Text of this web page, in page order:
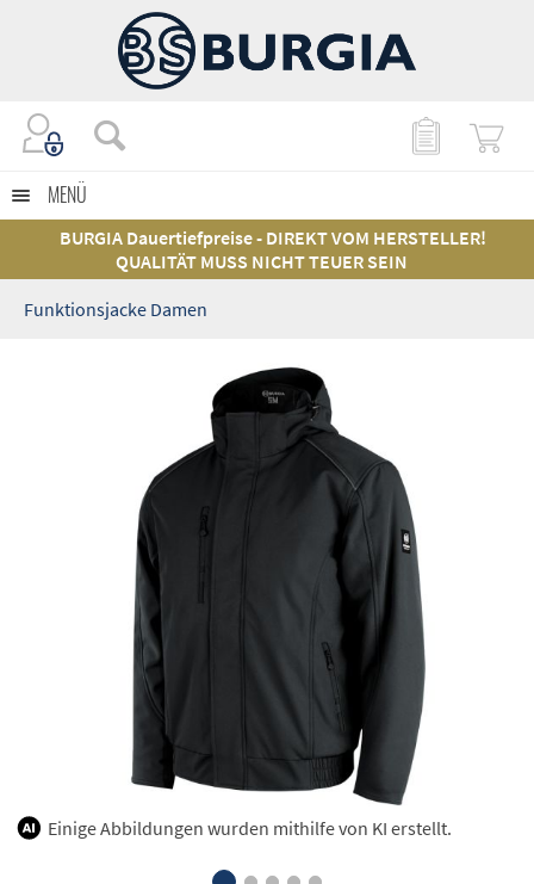
MENÜ
BURGIA Dauertiefpreise - DIREKT VOM HERSTELLER!
QUALITÄT MUSS NICHT TEUER SEIN
Funktionsjacke Damen
Einige Abbildungen wurden mithilfe von KI erstellt.